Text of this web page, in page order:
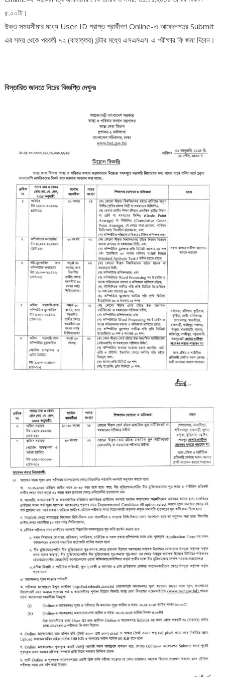
৫.০০টা।
উক্ত সময়সীমার মধ্যে User ID প্রাপ্ত প্রার্থীগণ Online-এ আবেদনপত্র Submit
এর সময় থেকে পরবর্তী ৭২ (বাহাত্তর) ঘন্টার মধ্যে এসএমএস-এ পরীক্ষার ফি জমা দিবেন।
বিস্তারিত জানতে নিচের বিজ্ঞপ্তি দেখুনঃ